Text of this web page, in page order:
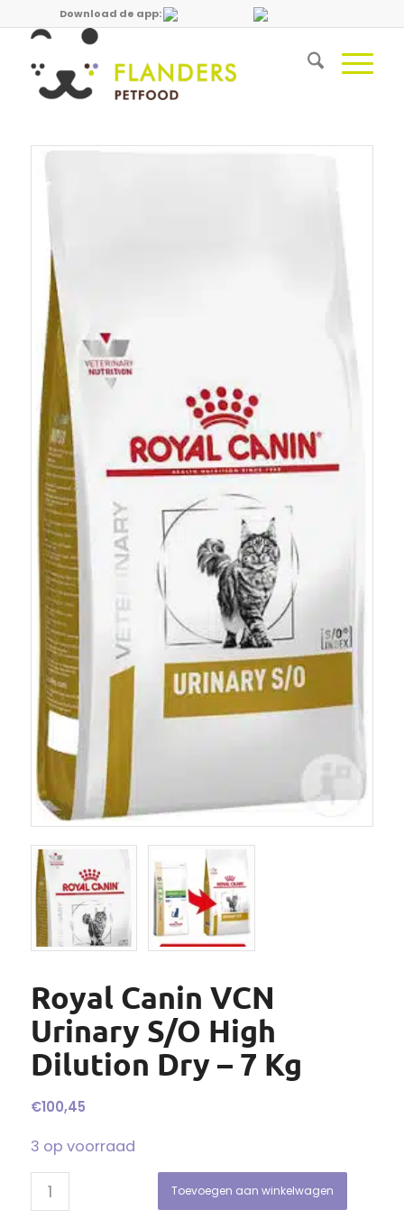
Download de app:
Royal Canin VCN
Urinary S/O High
Dilution Dry – 7 Kg
€100,45
3 op voorraad
Toevoegen aan winkelwagen